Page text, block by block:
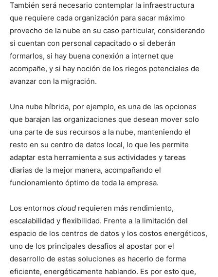
También será necesario contemplar la infraestructura
que requiere cada organización para sacar máximo
provecho de la nube en su caso particular, considerando
si cuentan con personal capacitado o si deberán
formarlos, si hay buena conexión a internet que
acompañe, y si hay noción de los riegos potenciales de
avanzar con la migración.
Una nube híbrida, por ejemplo, es una de las opciones
que barajan las organizaciones que desean mover solo
una parte de sus recursos a la nube, manteniendo el
resto en su centro de datos local, lo que les permite
adaptar esta herramienta a sus actividades y tareas
diarias de la mejor manera, acompañando el
funcionamiento óptimo de toda la empresa.
Los entornos cloud requieren más rendimiento,
escalabilidad y flexibilidad. Frente a la limitación del
espacio de los centros de datos y los costos energéticos,
uno de los principales desafíos al apostar por el
desarrollo de estas soluciones es hacerlo de forma
eficiente, energéticamente hablando. Es por esto que,